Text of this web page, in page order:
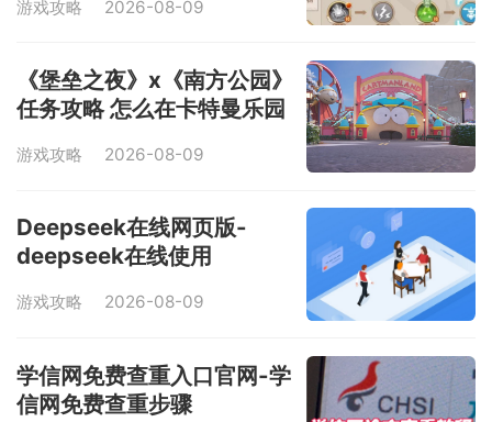
游戏攻略 2026-08-09
《堡垒之夜》x《南方公园》
任务攻略 怎么在卡特曼乐园
有任务
游戏攻略 2026-08-09
Deepseek在线网页版-
deepseek在线使用
游戏攻略 2026-08-09
学信网免费查重入口官网-学
信网免费查重步骤